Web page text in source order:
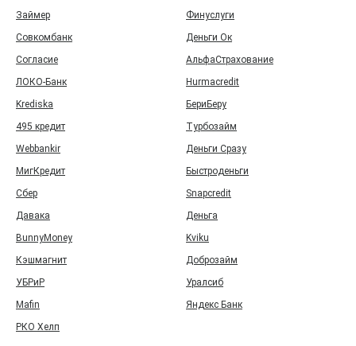
Займер
Финуслуги
Совкомбанк
Деньги Ок
Согласие
АльфаСтрахование
ЛОКО-Банк
Hurmacredit
Krediska
БериБеру
495 кредит
Турбозайм
Webbankir
Деньги Сразу
МигКредит
Быстроденьги
Сбер
Snapcredit
Давака
Деньга
BunnyMoney
Kviku
Кэшмагнит
Доброзайм
УБРиР
Уралсиб
Mafin
Яндекс Банк
РКО Хелп